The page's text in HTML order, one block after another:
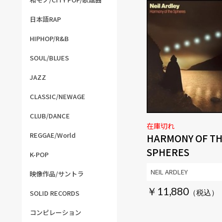
日本語RAP
HIPHOP/R&B
SOUL/BLUES
JAZZ
CLASSIC/NEWAGE
CLUB/DANCE
REGGAE/World
K-POP
映像作品/サントラ
SOLID RECORDS
コンピレーション
HARMONY OF
SPHERES
在庫切れ
￥11,880
NEIL ARDLEY